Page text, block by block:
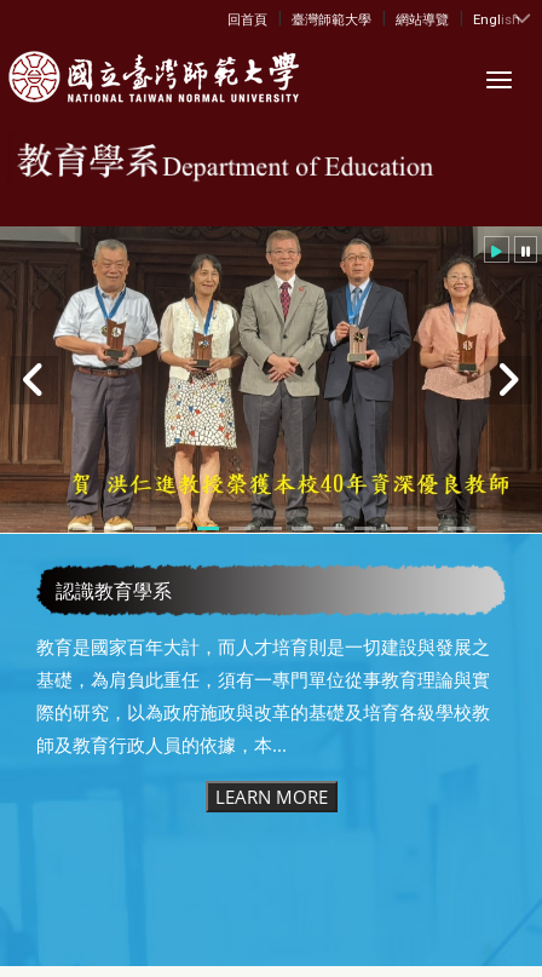
:::
回首頁 | 臺灣師範大學 | 網站導覽 | English
認識教育學系
教育是國家百年大計，而人才培育則是一切建設與發展之
基礎，為肩負此重任，須有一專門單位從事教育理論與實
際的研究，以為政府施政與改革的基礎及培育各級學校教
師及教育行政人員的依據，本...
LEARN MORE